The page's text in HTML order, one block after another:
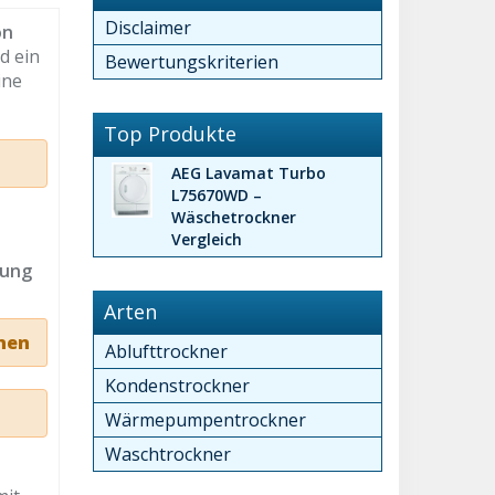
ein
Disclaimer
Bewertungskriterien
Top Produkte
AEG Lavamat Turbo
L75670WD –
Wäschetrockner
Vergleich
Arten
Ablufttrockner
Kondenstrockner
Wärmepumpentrockner
Waschtrockner